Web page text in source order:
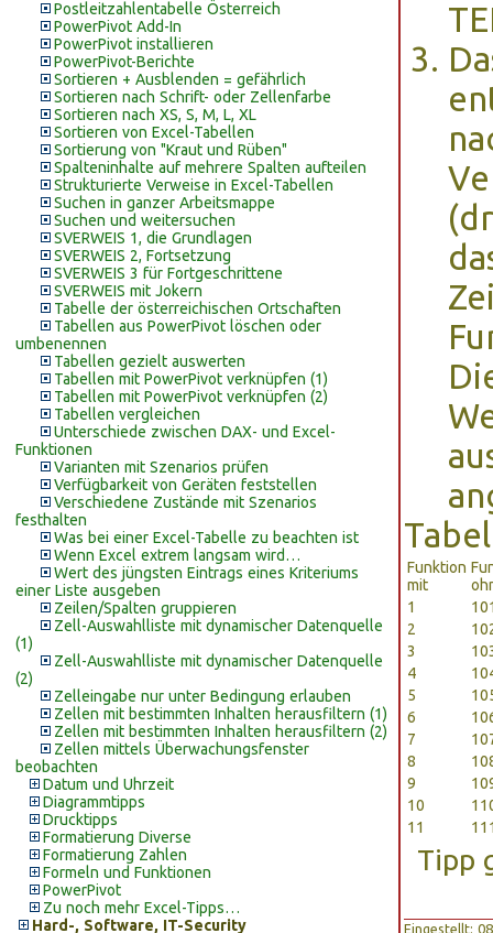
Postleitzahlentabelle Österreich
PowerPivot Add-In
PowerPivot installieren
PowerPivot-Berichte
Sortieren + Ausblenden = gefährlich
Sortieren nach Schrift- oder Zellenfarbe
Sortieren nach XS, S, M, L, XL
Sortieren von Excel-Tabellen
Sortierung von "Kraut und Rüben"
Spalteninhalte auf mehrere Spalten aufteilen
Strukturierte Verweise in Excel-Tabellen
Suchen in ganzer Arbeitsmappe
Suchen und weitersuchen
SVERWEIS 1, die Grundlagen
SVERWEIS 2, Fortsetzung
SVERWEIS 3 für Fortgeschrittene
SVERWEIS mit Jokern
Tabelle der österreichischen Ortschaften
Tabellen aus PowerPivot löschen oder
umbenennen
Tabellen gezielt auswerten
Tabellen mit PowerPivot verknüpfen (1)
Tabellen mit PowerPivot verknüpfen (2)
Tabellen vergleichen
Unterschiede zwischen DAX- und Excel-
Funktionen
Varianten mit Szenarios prüfen
Verfügbarkeit von Geräten feststellen
Verschiedene Zustände mit Szenarios
festhalten
Was bei einer Excel-Tabelle zu beachten ist
Wenn Excel extrem langsam wird…
Wert des jüngsten Eintrags eines Kriteriums
einer Liste ausgeben
Zeilen/Spalten gruppieren
Zell-Auswahlliste mit dynamischer Datenquelle
(1)
Zell-Auswahlliste mit dynamischer Datenquelle
(2)
Zelleingabe nur unter Bedingung erlauben
Zellen mit bestimmten Inhalten herausfiltern (1)
Zellen mit bestimmten Inhalten herausfiltern (2)
Zellen mittels Überwachungsfenster
beobachten
Datum und Uhrzeit
Diagrammtipps
Drucktipps
Formatierung Diverse
Formatierung Zahlen
Formeln und Funktionen
PowerPivot
Zu noch mehr Excel-Tipps…
Hard-, Software, IT-Security
Funktion
mit
1
2
3
4
5
6
7
8
9
10
11
Tipp
Eingestellt: